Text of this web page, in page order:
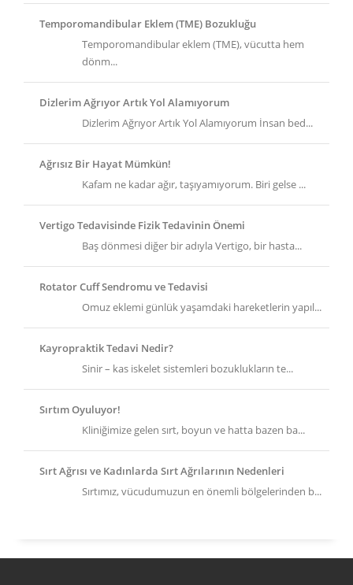
Temporomandibular Eklem (TME) Bozukluğu
Temporomandibular eklem (TME), vücutta hem
dönm...
Dizlerim Ağrıyor Artık Yol Alamıyorum
Dizlerim Ağrıyor Artık Yol Alamıyorum İnsan bed...
Ağrısız Bir Hayat Mümkün!
Kafam ne kadar ağır, taşıyamıyorum. Biri gelse ...
Vertigo Tedavisinde Fizik Tedavinin Önemi
Baş dönmesi diğer bir adıyla Vertigo, bir hasta...
Rotator Cuff Sendromu ve Tedavisi
Omuz eklemi günlük yaşamdaki hareketlerin yapıl...
Kayropraktik Tedavi Nedir?
Sinir – kas iskelet sistemleri bozuklukların te...
Sırtım Oyuluyor!
Kliniğimize gelen sırt, boyun ve hatta bazen ba...
Sırt Ağrısı ve Kadınlarda Sırt Ağrılarının Nedenleri
Sırtımız, vücudumuzun en önemli bölgelerinden b...